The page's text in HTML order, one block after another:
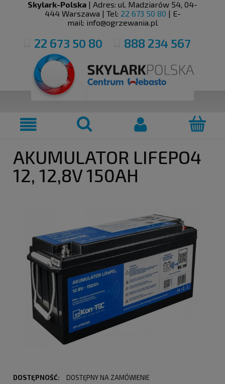
Skylark-Polska | Adres: ul. Madziarów 54, 04-
444 Warszawa | Tel: 22 673 50 80 | E-
mail: info@ogrzewania.pl
22 673 50 80 888 234 567
AKUMULATOR LIFEPO4
12, 12,8V 150AH
DOSTĘPNOŚĆ:
DOSTĘPNY NA ZAMÓWIENIE